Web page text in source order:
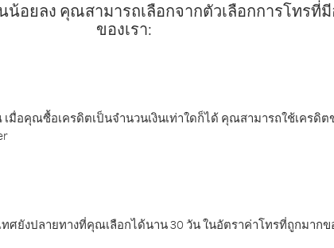
อยลง คุณสามารถเลือกจากตัวเลือกการโทรที่
ของเรา:
เมื่อคุณซื้อเครดิตเป็นจำนวนเงินเท่าใดก็ได้ คุณสามารถใช้เครดิ
ศยังปลายทางที่คุณเลือกได้นาน 30 วัน ในอัตราค่าโทรที่ถูกมากข